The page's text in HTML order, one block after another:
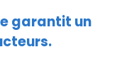
garantit un